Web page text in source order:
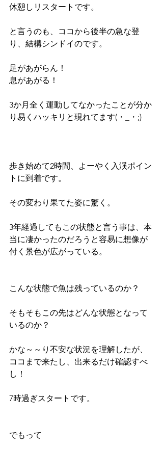
休憩しリスタートです。
と言うのも、ココから後半の急な登
り、結構シンドイのです。
足があがらん！
息があがる！
3か月全く運動してなかったことが分か
り易くハッキリと現れてます(・_・;)
歩き始めて2時間、よーやく入渓ポイン
トに到着です。
その変わり果てた姿に驚く。
3年経過してもこの状態と言う事は、本
当に凄かったのだろうと容易に想像が
付く景色が広がっている。
こんな状態で魚は残っているのか？
そもそもこの先はどんな状態となって
いるのか？
かな～～り不安な状況を理解したが、
ココまで来たし、出来るだけ確認すべ
し！
7時過ぎスタートです。
でもって